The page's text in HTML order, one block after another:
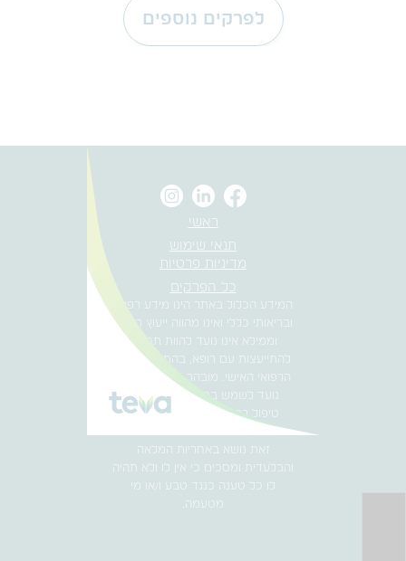
לפרקים נוספים
ראשי
תנאי שימוש
מדיניות פרטיות
כל הפרקים
המידע הכלול באתר הינו מידע רפואי
ובריאותי כללי ואינו מהווה ייעוץ רפואי,
וממילא אינו נועד להוות תחליף
להתייעצות עם רופא, בהתאם למצב
הרפואי האישי. מובהר כי המידע אינו
נועד לשמש בסיס להחלטה על
טיפול רפואי כלשהו או הימנעות
מטיפול ומטבע הדברים כל העושה
זאת נושא באחריות המלאה
והבלעדית ומסכים כי אין לו ולא תהיה
לו כל טענה כנגד טבע ו/או מי
מטעמה.